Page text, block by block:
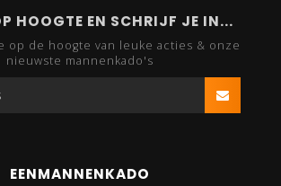
HOOGTE EN SCHRIJF JE IN...
op de hoogte van leuke acties & onze
nieuwste mannenkado's
EENMANNENKADO